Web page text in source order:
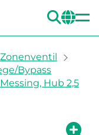
Zonenventil
Bypass
Hub 2,5
Zeige